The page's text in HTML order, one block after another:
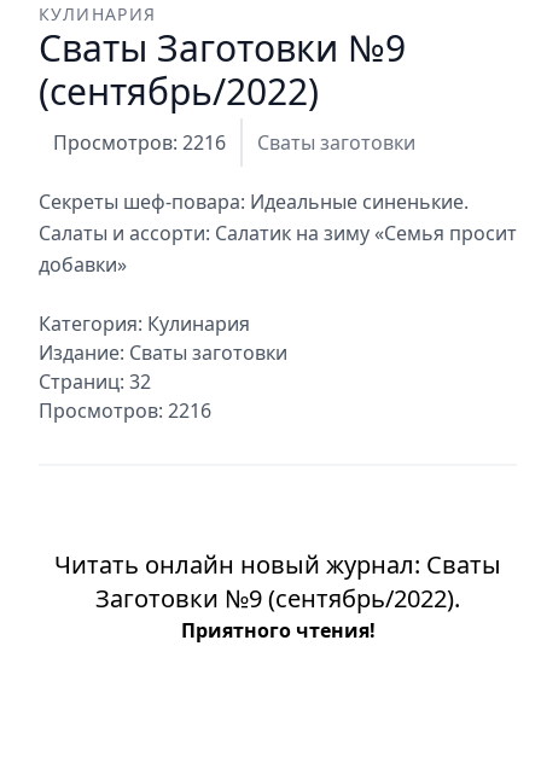
КУЛИНАРИЯ
Сваты Заготовки №9
(сентябрь/2022)
Просмотров: 2216 Сваты заготовки
Секреты шеф-повара: Идеальные синенькие.
Салаты и ассорти: Салатик на зиму «Семья просит
добавки»
Категория: Кулинария
Издание: Сваты заготовки
Страниц: 32
Просмотров: 2216
Читать онлайн новый журнал: Сваты
Заготовки №9 (сентябрь/2022).
Приятного чтения!